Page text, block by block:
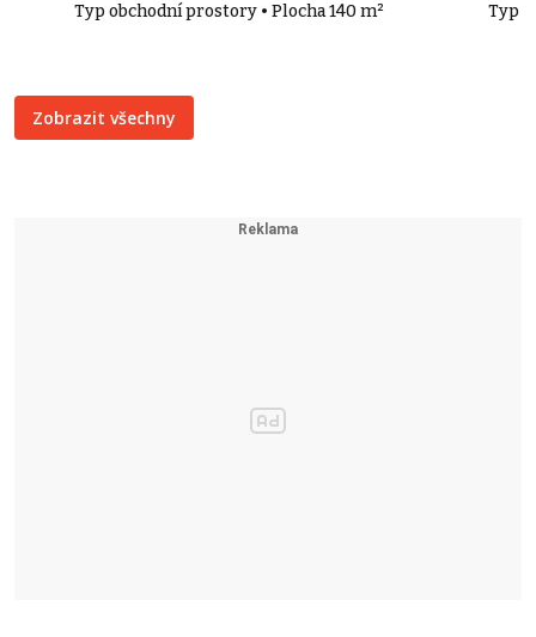
Typ obchodní prostory • Plocha 140 m²
Typ
Zobrazit všechny